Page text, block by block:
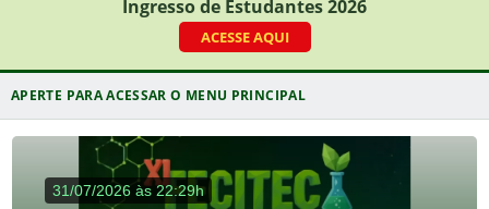
Ingresso de Estudantes 2026
ACESSE AQUI
31/07/2026 às 22:29h